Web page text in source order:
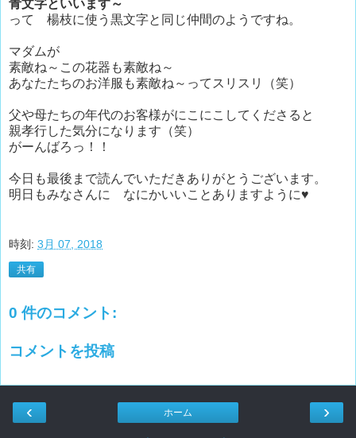
青文字といいます～
って 楊枝に使う黒文字と同じ仲間のようですね。
マダムが
素敵ね～この花器も素敵ね～
あなたたちのお洋服も素敵ね～ってスリスリ（笑）
父や母たちの年代のお客様がにこにこしてくださると
親孝行した気分になります（笑）
がーんばろっ！！
今日も最後まで読んでいただきありがとうございます。
明日もみなさんに なにかいいことありますように♥
時刻: 3月 07, 2018
共有
0 件のコメント:
コメントを投稿
‹ ›
ホーム